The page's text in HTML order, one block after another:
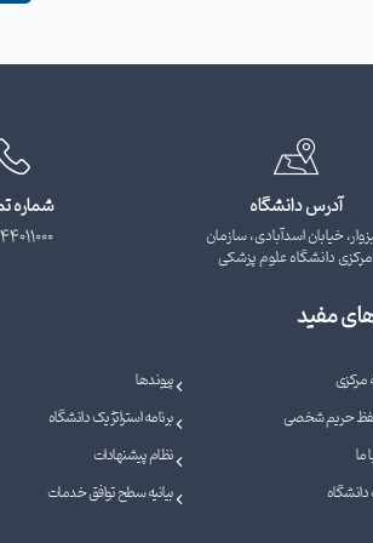
آدرس دانشگاه
خیابان اسدآبادی، سازمان
مرکزی دانشگاه علوم پزشکی
شماره
مفید
مرکزی
پیوندها
حفظ حریم شخصی
برنامه استراتژیک دانشگاه
ما
نظام پیشنهادات
بیانیه سطح توافق خدمات